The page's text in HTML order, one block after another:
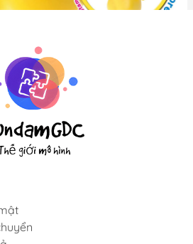
Sản phẩm